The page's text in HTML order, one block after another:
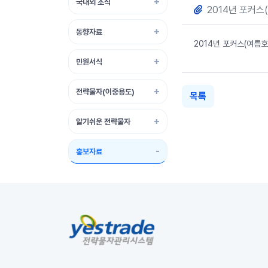
국내외 소식
동향자료
민원서식
전략물자(이중용도)
알기쉬운 전략물자
홍보자료
2014년 포커
2014년 포커스(여름
목록